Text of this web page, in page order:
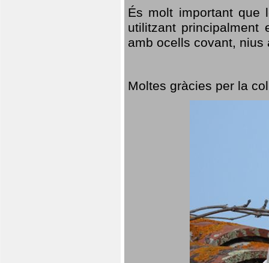
És molt important que
utilitzant
amb ocells covant,
Moltes gràcies per la